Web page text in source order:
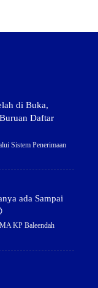
di Buka,
Daftar
Sistem Penerimaan
ada Sampai
KP Baleendah